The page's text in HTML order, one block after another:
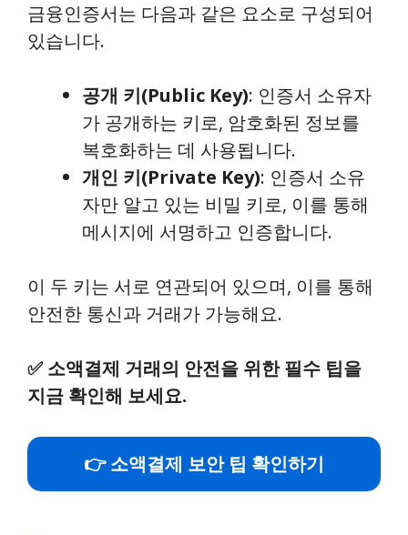
금융인증서는 다음과 같은 요소로 구성되어
있습니다.
공개 키(Public Key): 인증서 소유자
가 공개하는 키로, 암호화된 정보를
복호화하는 데 사용됩니다.
개인 키(Private Key): 인증서 소유
자만 알고 있는 비밀 키로, 이를 통해
메시지에 서명하고 인증합니다.
이 두 키는 서로 연관되어 있으며, 이를 통해
안전한 통신과 거래가 가능해요.
✅ 소액결제 거래의 안전을 위한 필수 팁을
지금 확인해 보세요.
👉 소액결제 보안 팁 확인하기